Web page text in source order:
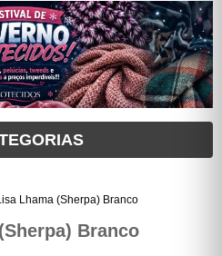
Lhama (Sherpa) Branco
Branco